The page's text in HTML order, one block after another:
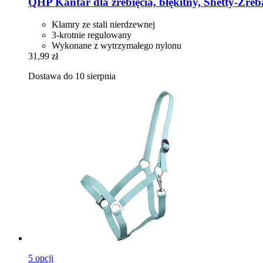
Klamry ze stali nierdzewnej
3-krotnie regulowany
Wykonane z wytrzymałego nylonu
31,99 zł
Dostawa do 10 sierpnia
5 opcji